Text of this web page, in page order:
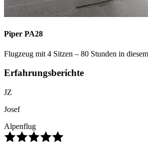
Piper PA28
Flugzeug mit 4 Sitzen – 80 Stunden in
Erfahrungsberichte
JZ
Josef
Alpenflug